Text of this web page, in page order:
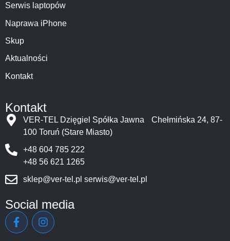
Serwis laptopów
Naprawa iPhone
Skup
Aktualności
Kontakt
Kontakt
VER-TEL Dzięgiel Spółka Jawna Chełmińska 24, 87-
100 Toruń (Stare Miasto)
+48 604 785 222
+48 56 621 1265
sklep@ver-tel.pl serwis@ver-tel.pl
Social media